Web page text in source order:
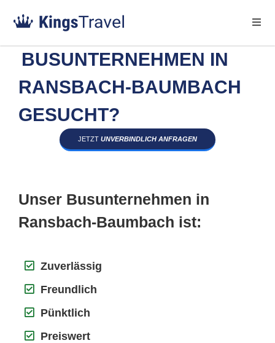
BUSUNTERNEHMEN IN
RANSBACH-BAUMBACH
GESUCHT?
JETZT UNVERBINDLICH ANFRAGEN
Unser Busunternehmen in
Ransbach-Baumbach ist:
Zuverlässig
Freundlich
Pünktlich
Preiswert